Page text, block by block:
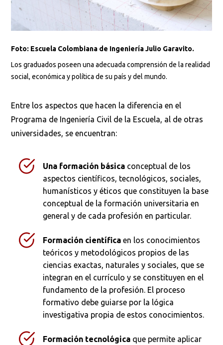
Foto: Escuela Colombiana de Ingeniería Julio Garavito.
Los graduados poseen una adecuada comprensión de la realidad
social, económica y política de su país y del mundo.
Entre los aspectos que hacen la diferencia en el
Programa de Ingeniería Civil de la Escuela, al de otras
universidades, se encuentran:
Una formación básica conceptual de los
aspectos científicos, tecnológicos, sociales,
humanísticos y éticos que constituyen la base
conceptual de la formación universitaria en
general y de cada profesión en particular.
Formación científica en los conocimientos
teóricos y metodológicos propios de las
ciencias exactas, naturales y sociales, que se
integran en el currículo y se constituyen en el
fundamento de la profesión. El proceso
formativo debe guiarse por la lógica
investigativa propia de estos conocimientos.
Formación tecnológica que permite aplicar